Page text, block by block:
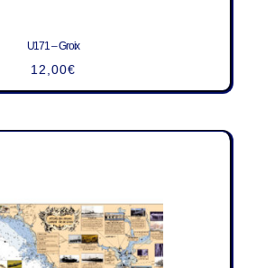
U171 – Groix
12,00€